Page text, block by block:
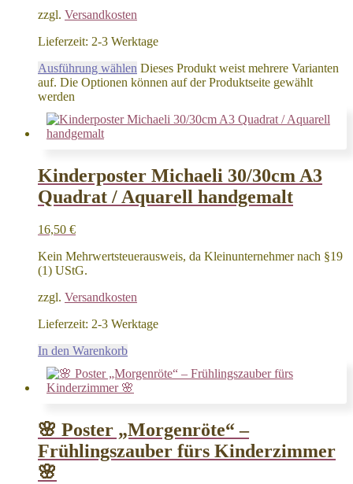
zzgl. Versandkosten
Lieferzeit: 2-3 Werktage
Ausführung wählen Dieses Produkt weist mehrere Varianten
auf. Die Optionen können auf der Produktseite gewählt
werden
Kinderposter Michaeli 30/30cm A3
Quadrat / Aquarell handgemalt
16,50 €
Kein Mehrwertsteuerausweis, da Kleinunternehmer nach §19
(1) UStG.
zzgl. Versandkosten
Lieferzeit: 2-3 Werktage
In den Warenkorb
🌸 Poster „Morgenröte“ –
Frühlingszauber fürs Kinderzimmer
🌸